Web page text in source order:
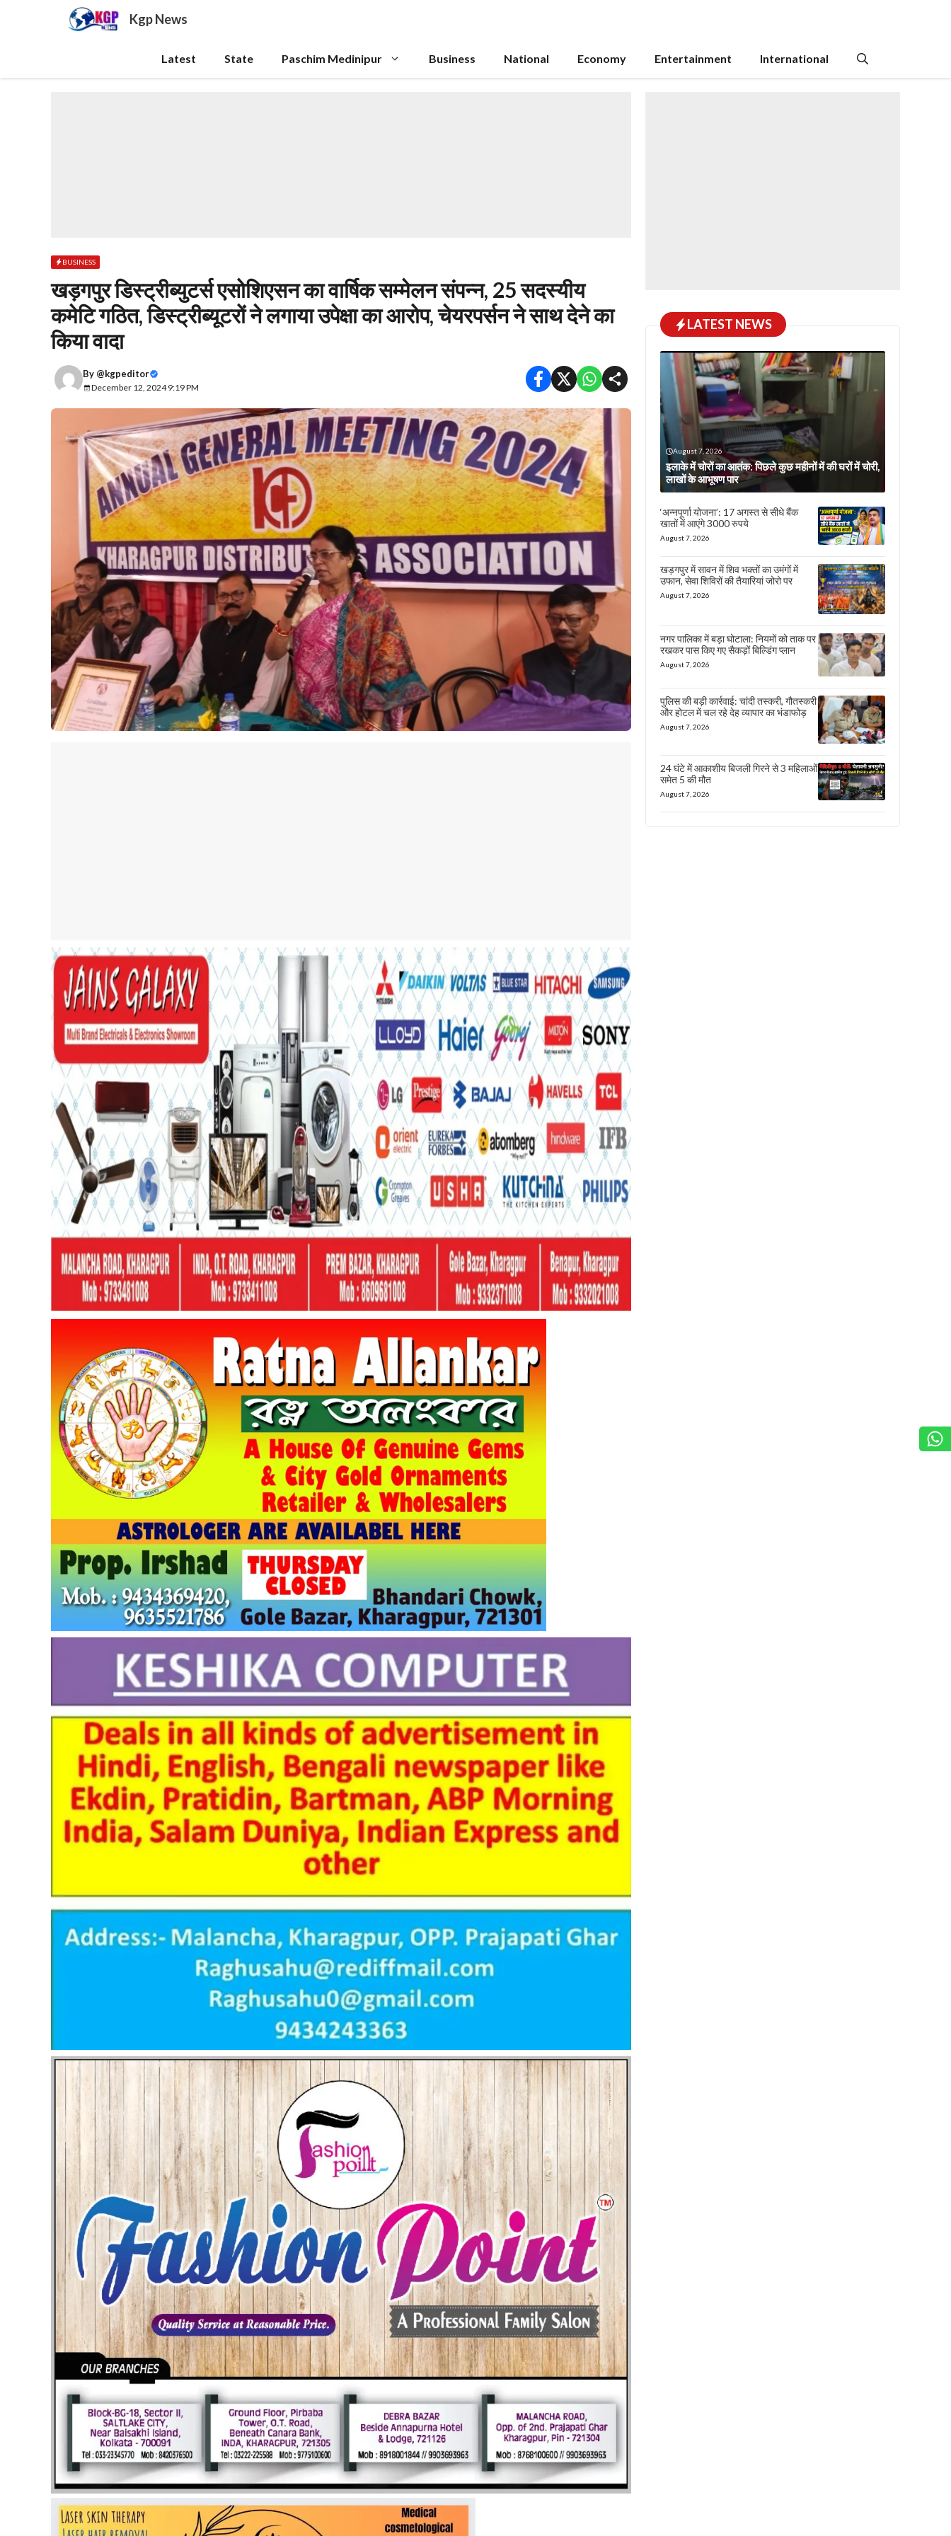
Kgp News
Latest State Paschim Medinipur Business National Economy Entertainment International
BUSINESS
खड़गपुर डिस्ट्रीब्युटर्स एसोशिएसन का वार्षिक सम्मेलन संपन्न, 25 सदस्यीय
कमेटि गठित, डिस्ट्रीब्यूटरों ने लगाया उपेक्षा का आरोप, चेयरपर्सन ने साथ देने का
किया वादा
By @kgpeditor
December 12, 2024 9:19 PM
LATEST NEWS
August 7, 2026
इलाके में चोरों का आतंक: पिछले कुछ महीनों में की घरों में चोरी,
लाखों के आभूषण पार
‘अन्नपूर्णा योजना’: 17 अगस्त से सीधे बैंक
खातों में आएंगे 3000 रुपये
August 7, 2026
खड़गपुर में सावन में शिव भक्तों का उमंगों में
उफान, सेवा शिविरों की तैयारियां जोरो पर
August 7, 2026
नगर पालिका में बड़ा घोटाला: नियमों को ताक पर
रखकर पास किए गए सैकड़ों बिल्डिंग प्लान
August 7, 2026
पुलिस की बड़ी कार्रवाई: चांदी तस्करी, गौतस्करी
और होटल में चल रहे देह व्यापार का भंडाफोड़
August 7, 2026
24 घंटे में आकाशीय बिजली गिरने से 3 महिलाओं
समेत 5 की मौत
August 7, 2026